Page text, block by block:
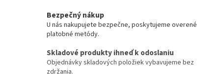
Bezpečný nákup
U nás nakupujete bezpečne, poskytujeme overené
platobné metódy.
Skladové produkty ihneď k odoslaniu
Objednávky skladových položiek vybavujeme bez
zdržania.